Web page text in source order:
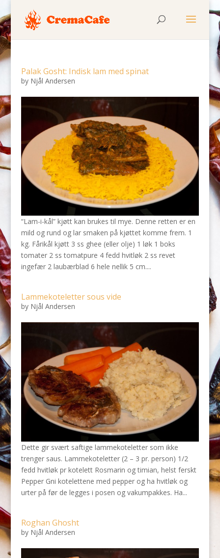
Palak Gosht: Indisk lam med spinat
by Njål Andersen
“Lam-i-kål” kjøtt kan brukes til mye. Denne retten er en
mild og rund og lar smaken på kjøttet komme frem. 1
kg. Fårikål kjøtt 3 ss ghee (eller olje) 1 løk 1 boks
tomater 2 ss tomatpure 4 fedd hvitløk 2 ss revet
ingefær 2 laubærblad 6 hele nellik 5 cm....
Lammekoteletter sous vide
by Njål Andersen
Dette gir svært saftige lammekoteletter som ikke
trenger saus. Lammekoteletter (2 – 3 pr. person) 1/2
fedd hvitløk pr kotelett Rosmarin og timian, helst ferskt
Pepper Gni kotelettene med pepper og ha hvitløk og
urter på før de legges i posen og vakumpakkes. Ha...
Roghan Ghosht
by Njål Andersen